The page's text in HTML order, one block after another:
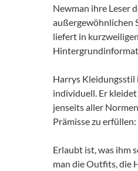
Newman ihre Leser
außergewöhnlichen
liefert in
Harrys
individuell. Er
jenseits aller
Prämisse zu erfüllen:
Erlaubt ist, was ihm
man die Outfits, die